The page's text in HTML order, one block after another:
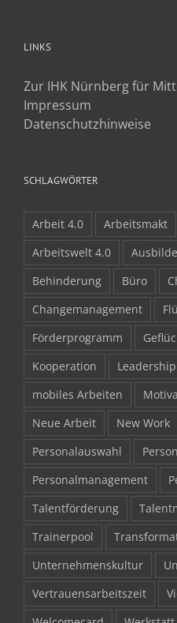
LINKS
Zur IHK Nürnberg für
Impressum
Datenschutzhinweise
SCHLAGWÖRTER
Arbeit 4.0 Arbeitsmakt
Arbeitswelt 4.0
Behinderung
Büro
Changemanagement
Förderprogramm
Kooperation
Leadership
mobiles Arbeiten
Neue Arbeit
New Work
Personalauswahl
Personalmanagement
Talentförderung
Trainerpool
Unternehmenskultur
Vertrauensarbeitszeit